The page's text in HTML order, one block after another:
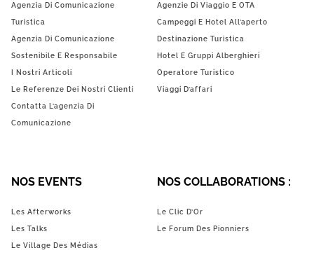
Agenzia Di Comunicazione
Turistica
Agenzia Di Comunicazione
Sostenibile E Responsabile
I Nostri Articoli
Le Referenze Dei Nostri Clienti
Contatta L’agenzia Di
Comunicazione
Agenzie Di Viaggio E OTA
Campeggi E Hotel All’aperto
Destinazione Turistica
Hotel E Gruppi Alberghieri
Operatore Turistico
Viaggi D’affari
NOS EVENTS
Les Afterworks
Les Talks
Le Village Des Médias
NOS COLLABORATIONS :
Le Clic D’Or
Le Forum Des Pionniers